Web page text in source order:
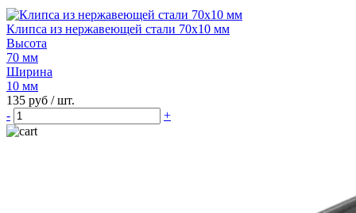
Клипса из нержавеющей стали 70х10 мм
Высота
70 мм
Ширина
10 мм
135 руб / шт.
-
+